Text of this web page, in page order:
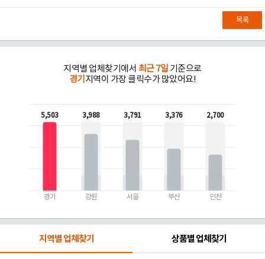
목록
지역별 업체찾기에서 최근 7일 기준으로
경기 지역이 가장 클릭수가 많았어요!
5,503
경기
3,988
강원
3,791
서울
3,376
부산
2,700
인천
지역별 업체찾기 상품별 업체찾기